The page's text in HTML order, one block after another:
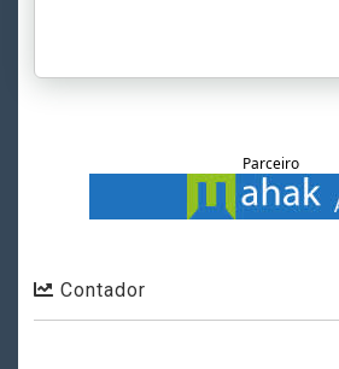
Parceiro
Contador